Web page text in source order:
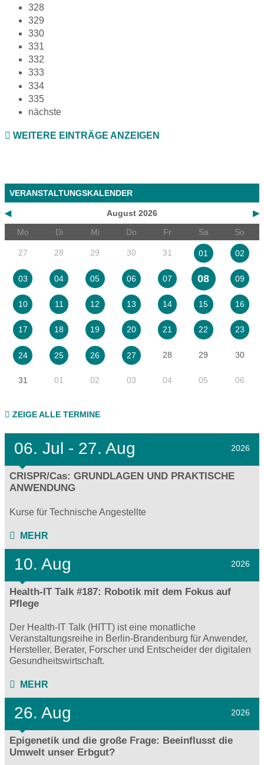
328
329
330
331
332
333
334
335
nächste
WEITERE EINTRÄGE ANZEIGEN
VERANSTALTUNGSKALENDER
◀ ▶
August 2026
Mo
Di Mi Do Fr Sa So
27 28 29 30 31 01 02
03 04 05 06 07 08 09
10 11 12 13 14 15 16
17 18 19 20 21 22 23
24 25 26 27 28 29 30
31 01 02 03 04 05 06
ZEIGE ALLE TERMINE
06. Jul - 27. Aug 2026
CRISPR/Cas: GRUNDLAGEN UND PRAKTISCHE
ANWENDUNG
Kurse für Technische Angestellte
MEHR
10. Aug 2026
Health-IT Talk #187: Robotik mit dem Fokus auf
Pflege
Der Health-IT Talk (HITT) ist eine monatliche
Veranstaltungsreihe in Berlin-Brandenburg für Anwender,
Hersteller, Berater, Forscher und Entscheider der digitalen
Gesundheitswirtschaft.
MEHR
26. Aug 2026
Epigenetik und die große Frage: Beeinflusst die
Umwelt unser Erbgut?